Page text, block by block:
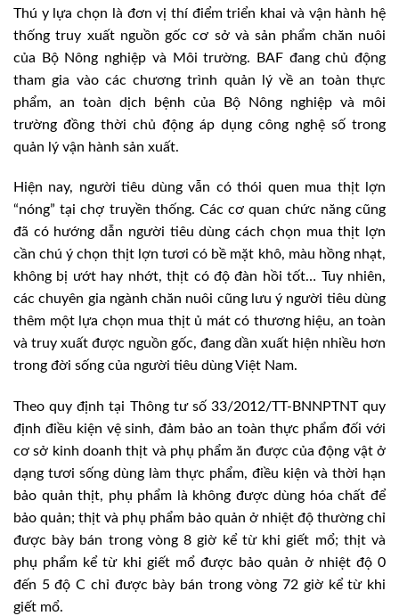
Thú y lựa chọn là đơn vị thí điểm triển khai và vận hành hệ
thống truy xuất nguồn gốc cơ sở và sản phẩm chăn nuôi
của Bộ Nông nghiệp và Môi trường. BAF đang chủ động
tham gia vào các chương trình quản lý về an toàn thực
phẩm, an toàn dịch bệnh của Bộ Nông nghiệp và môi
trường đồng thời chủ động áp dụng công nghệ số trong
quản lý vận hành sản xuất.
Hiện nay, người tiêu dùng vẫn có thói quen mua thịt lợn
“nóng” tại chợ truyền thống. Các cơ quan chức năng cũng
đã có hướng dẫn người tiêu dùng cách chọn mua thịt lợn
cần chú ý chọn thịt lợn tươi có bề mặt khô, màu hồng nhạt,
không bị ướt hay nhớt, thịt có độ đàn hồi tốt… Tuy nhiên,
các chuyên gia ngành chăn nuôi cũng lưu ý người tiêu dùng
thêm một lựa chọn mua thịt ủ mát có thương hiệu, an toàn
và truy xuất được nguồn gốc, đang dần xuất hiện nhiều hơn
trong đời sống của người tiêu dùng Việt Nam.
Theo quy định tại Thông tư số 33/2012/TT-BNNPTNT quy
định điều kiện vệ sinh, đảm bảo an toàn thực phẩm đối với
cơ sở kinh doanh thịt và phụ phẩm ăn được của động vật ở
dạng tươi sống dùng làm thực phẩm, điều kiện và thời hạn
bảo quản thịt, phụ phẩm là không được dùng hóa chất để
bảo quản; thịt và phụ phẩm bảo quản ở nhiệt độ thường chỉ
được bày bán trong vòng 8 giờ kể từ khi giết mổ; thịt và
phụ phẩm kể từ khi giết mổ được bảo quản ở nhiệt độ 0
đến 5 độ C chỉ được bày bán trong vòng 72 giờ kể từ khi
giết mổ.